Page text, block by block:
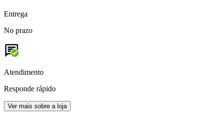
Entrega
No prazo
Atendimento
Responde rápido
Ver mais sobre a loja